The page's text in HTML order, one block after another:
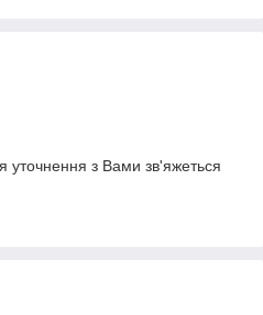
уточнення з Вами зв'яжеться